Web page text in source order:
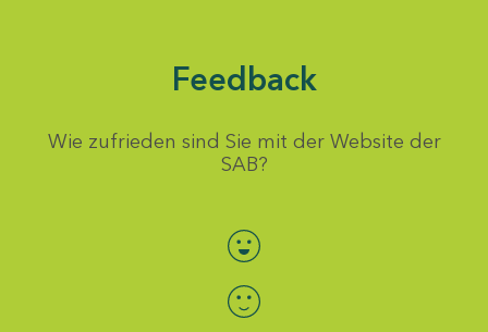
Feedback
Wie zufrieden sind Sie mit der Website der
SAB?
Bewertung auswählen